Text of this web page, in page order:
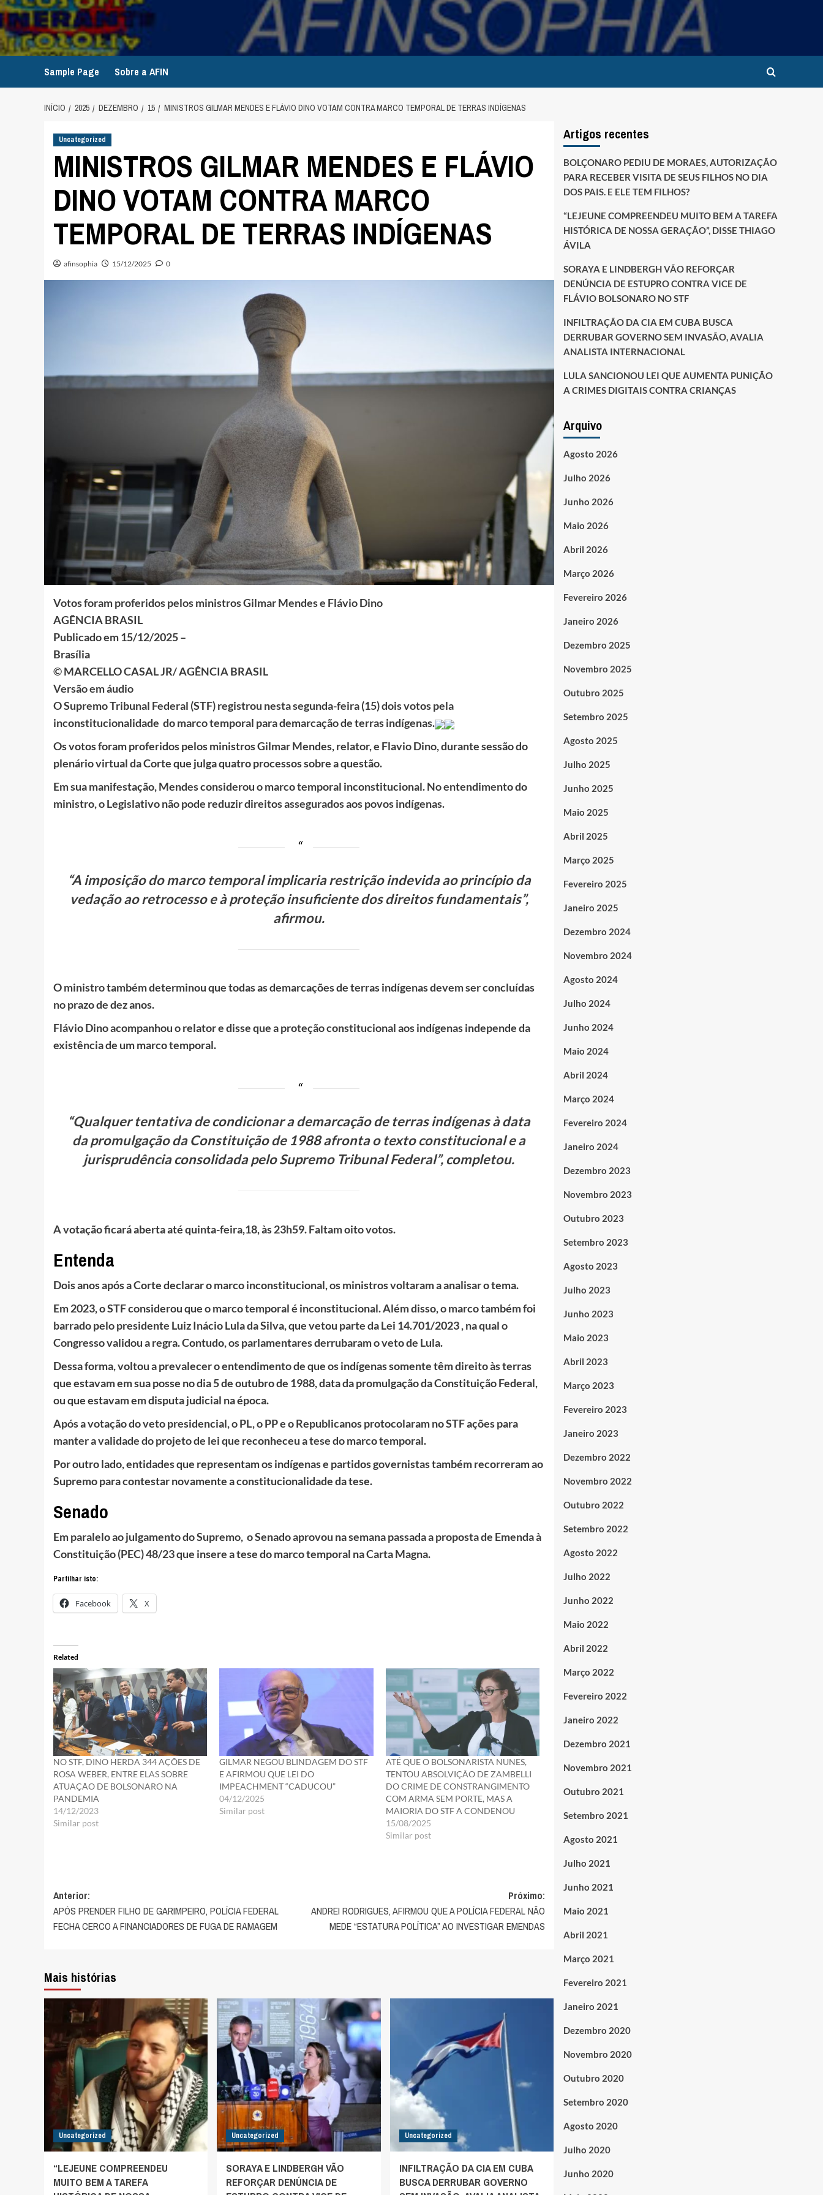
Avançar
para
o
conteúdo
Sample Page Sobre a AFIN
INÍCIO 2025 DEZEMBRO 15 MINISTROS GILMAR MENDES E FLÁVIO DINO VOTAM CONTRA MARCO TEMPORAL DE TERRAS INDÍGENAS
Uncategorized
MINISTROS GILMAR MENDES E FLÁVIO
DINO VOTAM CONTRA MARCO
TEMPORAL DE TERRAS INDÍGENAS
afinsophia 15/12/2025 0
Votos foram proferidos pelos ministros Gilmar Mendes e Flávio Dino
AGÊNCIA BRASIL
Publicado em 15/12/2025 –
Brasília
© MARCELLO CASAL JR/ AGÊNCIA BRASIL
Versão em áudio
O Supremo Tribunal Federal (STF) registrou nesta segunda-feira (15) dois votos pela
inconstitucionalidade do marco temporal para demarcação de terras indígenas.
Os votos foram proferidos pelos ministros Gilmar Mendes, relator, e Flavio Dino, durante sessão do
plenário virtual da Corte que julga quatro processos sobre a questão.
Em sua manifestação, Mendes considerou o marco temporal inconstitucional. No entendimento do
ministro, o Legislativo não pode reduzir direitos assegurados aos povos indígenas.
“A imposição do marco temporal implicaria restrição indevida ao princípio da
vedação ao retrocesso e à proteção insuficiente dos direitos fundamentais”,
afirmou.
O ministro também determinou que todas as demarcações de terras indígenas devem ser concluídas
no prazo de dez anos.
Flávio Dino acompanhou o relator e disse que a proteção constitucional aos indígenas independe da
existência de um marco temporal.
“Qualquer tentativa de condicionar a demarcação de terras indígenas à data
da promulgação da Constituição de 1988 afronta o texto constitucional e a
jurisprudência consolidada pelo Supremo Tribunal Federal”, completou.
A votação ficará aberta até quinta-feira,18, às 23h59. Faltam oito votos.
Entenda
Dois anos após a Corte declarar o marco inconstitucional, os ministros voltaram a analisar o tema.
Em 2023, o STF considerou que o marco temporal é inconstitucional. Além disso, o marco também foi
barrado pelo presidente Luiz Inácio Lula da Silva, que vetou parte da Lei 14.701/2023 , na qual o
Congresso validou a regra. Contudo, os parlamentares derrubaram o veto de Lula.
Dessa forma, voltou a prevalecer o entendimento de que os indígenas somente têm direito às terras
que estavam em sua posse no dia 5 de outubro de 1988, data da promulgação da Constituição Federal,
ou que estavam em disputa judicial na época.
Após a votação do veto presidencial, o PL, o PP e o Republicanos protocolaram no STF ações para
manter a validade do projeto de lei que reconheceu a tese do marco temporal.
Por outro lado, entidades que representam os indígenas e partidos governistas também recorreram ao
Supremo para contestar novamente a constitucionalidade da tese.
Senado
Em paralelo ao julgamento do Supremo, o Senado aprovou na semana passada a proposta de Emenda à
Constituição (PEC) 48/23 que insere a tese do marco temporal na Carta Magna.
Partilhar isto:
Facebook X
Related
NO STF, DINO HERDA 344 AÇÕES DE
ROSA WEBER, ENTRE ELAS SOBRE
ATUAÇÃO DE BOLSONARO NA
PANDEMIA
14/12/2023
Similar post
GILMAR NEGOU BLINDAGEM DO STF
E AFIRMOU QUE LEI DO
IMPEACHMENT “CADUCOU”
04/12/2025
Similar post
ATÉ QUE O BOLSONARISTA NUNES,
TENTOU ABSOLVIÇÃO DE ZAMBELLI
DO CRIME DE CONSTRANGIMENTO
COM ARMA SEM PORTE, MAS A
MAIORIA DO STF A CONDENOU
15/08/2025
Similar post
Navegação
de
artigos
Anterior:
APÓS PRENDER FILHO DE GARIMPEIRO, POLÍCIA FEDERAL
FECHA CERCO A FINANCIADORES DE FUGA DE RAMAGEM
Próximo:
ANDREI RODRIGUES, AFIRMOU QUE A POLÍCIA FEDERAL NÃO
MEDE “ESTATURA POLÍTICA” AO INVESTIGAR EMENDAS
Mais histórias
Uncategorized
“LEJEUNE COMPREENDEU
MUITO BEM A TAREFA
Uncategorized
SORAYA E LINDBERGH VÃO
REFORÇAR DENÚNCIA DE
Uncategorized
INFILTRAÇÃO DA CIA EM CUBA
BUSCA DERRUBAR GOVERNO
Artigos recentes
BOLÇONARO PEDIU DE MORAES, AUTORIZAÇÃO
PARA RECEBER VISITA DE SEUS FILHOS NO DIA
DOS PAIS. E ELE TEM FILHOS?
“LEJEUNE COMPREENDEU MUITO BEM A TAREFA
HISTÓRICA DE NOSSA GERAÇÃO”, DISSE THIAGO
ÁVILA
SORAYA E LINDBERGH VÃO REFORÇAR
DENÚNCIA DE ESTUPRO CONTRA VICE DE
FLÁVIO BOLSONARO NO STF
INFILTRAÇÃO DA CIA EM CUBA BUSCA
DERRUBAR GOVERNO SEM INVASÃO, AVALIA
ANALISTA INTERNACIONAL
LULA SANCIONOU LEI QUE AUMENTA PUNIÇÃO
A CRIMES DIGITAIS CONTRA CRIANÇAS
Arquivo
Agosto 2026
Julho 2026
Junho 2026
Maio 2026
Abril 2026
Março 2026
Fevereiro 2026
Janeiro 2026
Dezembro 2025
Novembro 2025
Outubro 2025
Setembro 2025
Agosto 2025
Julho 2025
Junho 2025
Maio 2025
Abril 2025
Março 2025
Fevereiro 2025
Janeiro 2025
Dezembro 2024
Novembro 2024
Agosto 2024
Julho 2024
Junho 2024
Maio 2024
Abril 2024
Março 2024
Fevereiro 2024
Janeiro 2024
Dezembro 2023
Novembro 2023
Outubro 2023
Setembro 2023
Agosto 2023
Julho 2023
Junho 2023
Maio 2023
Abril 2023
Março 2023
Fevereiro 2023
Janeiro 2023
Dezembro 2022
Novembro 2022
Outubro 2022
Setembro 2022
Agosto 2022
Julho 2022
Junho 2022
Maio 2022
Abril 2022
Março 2022
Fevereiro 2022
Janeiro 2022
Dezembro 2021
Novembro 2021
Outubro 2021
Setembro 2021
Agosto 2021
Julho 2021
Junho 2021
Maio 2021
Abril 2021
Março 2021
Fevereiro 2021
Janeiro 2021
Dezembro 2020
Novembro 2020
Outubro 2020
Setembro 2020
Agosto 2020
Julho 2020
Junho 2020